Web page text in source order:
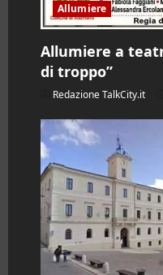
Allumiere
Allumiere a
di troppo”
Redazione TalkCity.it